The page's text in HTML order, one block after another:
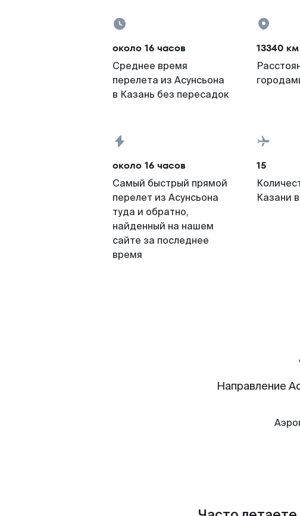
около 16 часов
Среднее время
перелета из Асунсьона
в Казань без пересадок
13340 км
около 16 часов
Самый быстрый прямой
перелет из Асунсьона
туда и обратно,
найденный на нашем
сайте за последнее
время
15
Казани
Направление